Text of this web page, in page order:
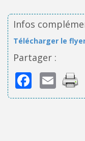
Infos
Télécharger le
Partager :